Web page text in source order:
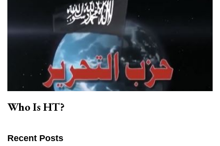
Who Is HT?
Recent Posts